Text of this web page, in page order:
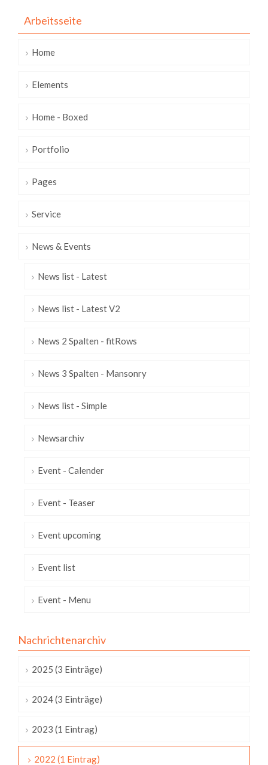
Arbeitsseite
Home
Elements
Home - Boxed
Portfolio
Pages
Service
News & Events
News list - Latest
News list - Latest V2
News 2 Spalten - fitRows
News 3 Spalten - Mansonry
News list - Simple
Newsarchiv
Event - Calender
Event - Teaser
Event upcoming
Event list
Event - Menu
Nachrichtenarchiv
2025 (3 Einträge)
2024 (3 Einträge)
2023 (1 Eintrag)
2022 (1 Eintrag)